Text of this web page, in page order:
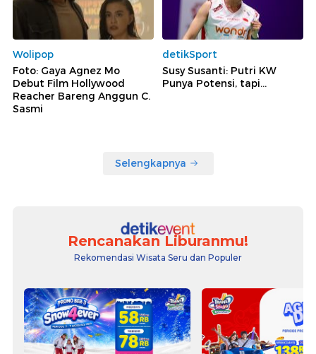
Wolipop
Foto: Gaya Agnez Mo
Debut Film Hollywood
Reacher Bareng Anggun C.
Sasmi
detikSport
Susy Susanti: Putri KW
Punya Potensi, tapi...
Selengkapnya
Rencanakan Liburanmu!
Rekomendasi Wisata Seru dan Populer